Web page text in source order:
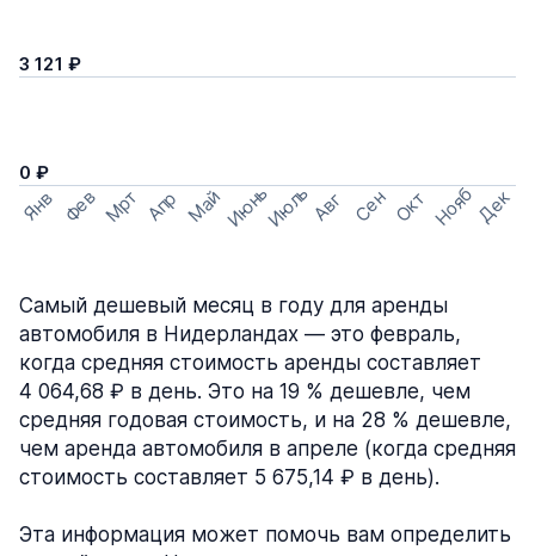
3 121 ₽
0 ₽
Янв Фев Мрт Апр МайИюньИюльАвг Сен Окт НоябДек
Самый дешевый месяц в году для аренды
автомобиля в Нидерландах — это февраль,
когда средняя стоимость аренды составляет
4 064,68 ₽ в день. Это на 19 % дешевле, чем
средняя годовая стоимость, и на 28 % дешевле,
чем аренда автомобиля в апреле (когда средняя
стоимость составляет 5 675,14 ₽ в день).
Эта информация может помочь вам определить